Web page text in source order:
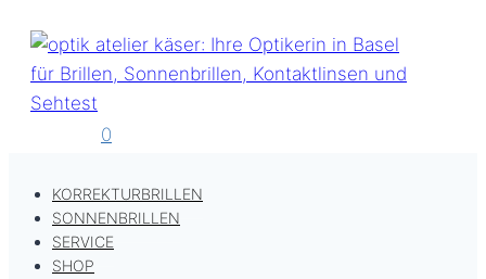
Inhalt
springen
0
KORREKTURBRILLEN
SONNENBRILLEN
SERVICE
SHOP